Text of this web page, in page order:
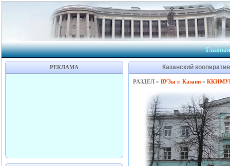
Главная
РЕКЛАМА Казанский
РАЗДЕЛ » ВУЗы г. Казани »